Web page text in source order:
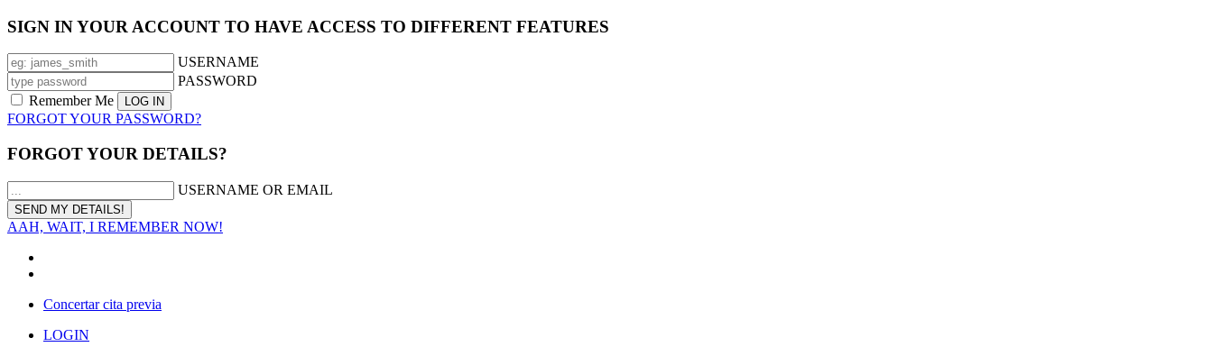
SIGN IN YOUR ACCOUNT TO HAVE ACCESS TO DIFFERENT FEATURES
USERNAME
PASSWORD
Remember Me
FORGOT YOUR PASSWORD?
FORGOT YOUR DETAILS?
USERNAME OR EMAIL
AAH, WAIT, I REMEMBER NOW!
Concertar cita previa
LOGIN